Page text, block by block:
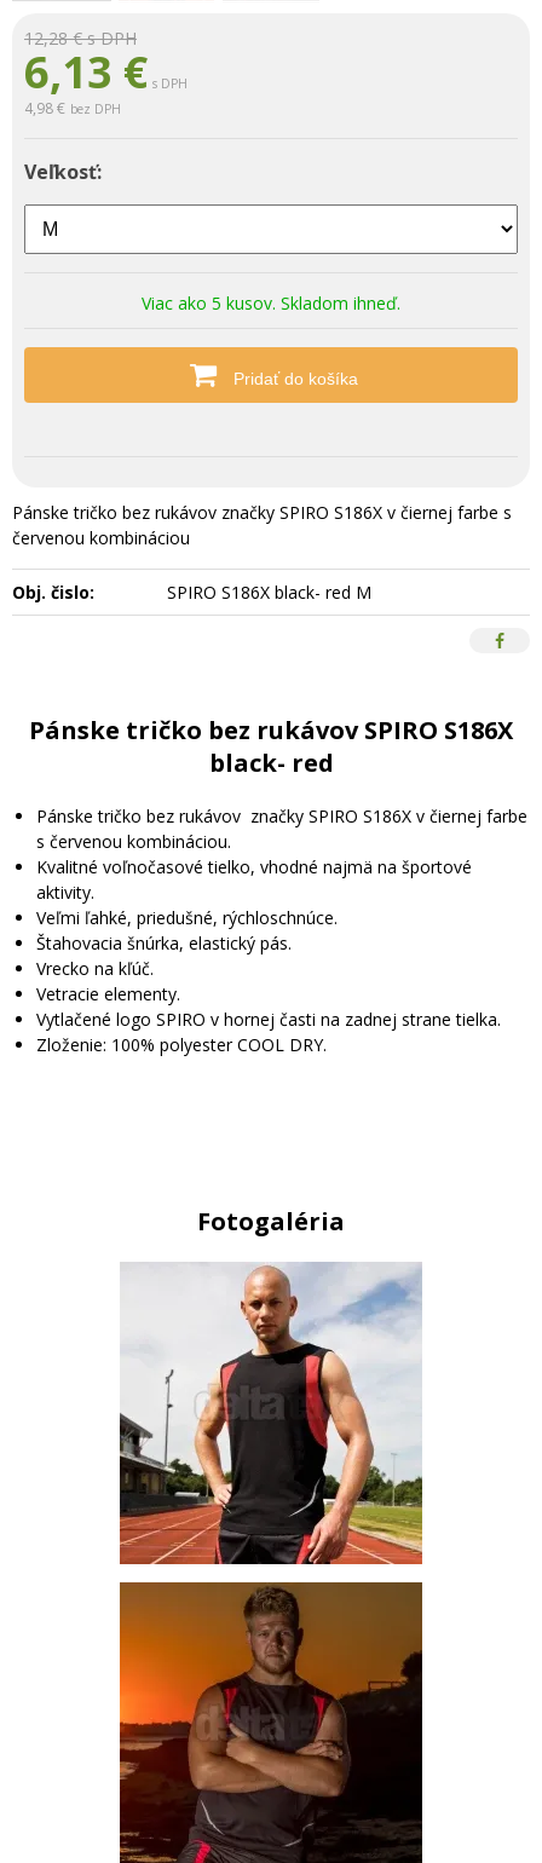
12,28 €s DPH
6,13 € s DPH
4,98 € bez DPH
Veľkosť:
Viac ako 5 kusov. Skladom ihneď.
Pridať do košíka
Pánske tričko bez rukávov značky SPIRO S186X v čiernej farbe s
červenou kombináciou
Obj. čislo: SPIRO S186X black- red M
Pánske tričko bez rukávov SPIRO S186X
black- red
Pánske tričko bez rukávov značky SPIRO S186X v čiernej farbe
s červenou kombináciou.
Kvalitné voľnočasové tielko, vhodné najmä na športové
aktivity.
Veľmi ľahké, priedušné, rýchloschnúce.
Štahovacia šnúrka, elastický pás.
Vrecko na kľúč.
Vetracie elementy.
Vytlačené logo SPIRO v hornej časti na zadnej strane tielka.
Zloženie: 100% polyester COOL DRY.
Fotogaléria